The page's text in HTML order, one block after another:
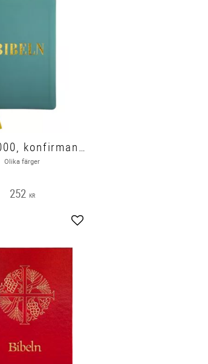
Bibel 2000, konfirmandbibel 3.0
Olika färger
252 KR
Lägg till i favoriter